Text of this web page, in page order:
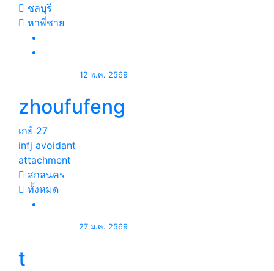
ชลบุรี
หาพี่ชาย
12 พ.ค. 2569
zhoufufeng
เกย์ 27
infj avoidant
attachment
สกลนคร
ทั้งหมด
27 ม.ค. 2569
t